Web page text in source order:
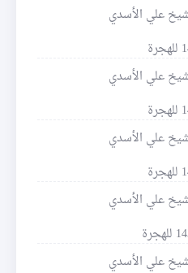
علي الأسدي
علي الأسدي
علي الأسدي
علي الأسدي
علي الأسدي